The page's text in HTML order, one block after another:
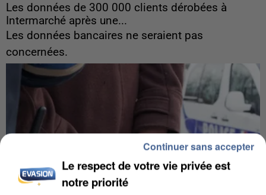
Les données de 300 000 clients dérobées à
Intermarché après une...
Les données bancaires ne seraient pas
concernées.
Le respect de votre vie privée est
notre priorité
Continuer sans accepter